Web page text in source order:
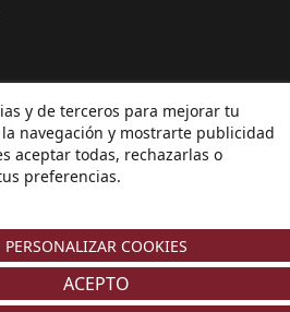
y de terceros para mejorar tu
navegación y mostrarte publicidad
aceptar todas, rechazarlas o
preferencias.
PERSONALIZAR COOKIES
ACEPTO
SIDEOFFICE, S.L. CIF
-Política de cookies